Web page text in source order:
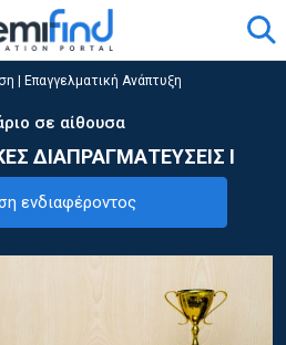
Επαγγελματική Ανάπτυξη
σε αίθουσα
ΔΙΑΠΡΑΓΜΑΤΕΥΣΕΙΣ Ι
ενδιαφέροντος